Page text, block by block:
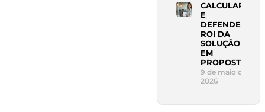
CALCULAR
E
DEFENDER
ROI DA
SOLUÇÃO
EM
PROPOSTA
9 de maio de
2026